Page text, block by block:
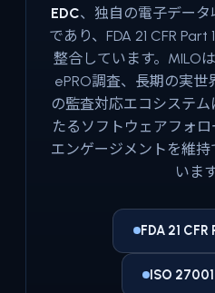
EDC、独自の電子デー
であり、FDA 21 CFR Part
整合しています。MILO
ePRO調査、長期の実
の監査対応エコシステ
たるソフトウェアフォ
エンゲージメントを維
います
FDA 21 CFR
ISO 27001